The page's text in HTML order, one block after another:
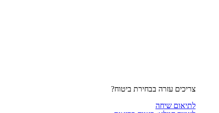
צריכים עזרה בבחירת ביטוח?
לתיאום שיחה